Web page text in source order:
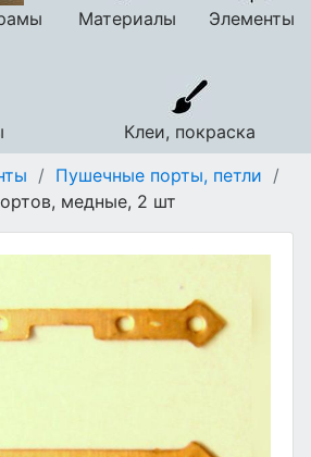
Материалы Элементы
Клеи, покраска
/ Пушечные порты, петли /
медные, 2 шт